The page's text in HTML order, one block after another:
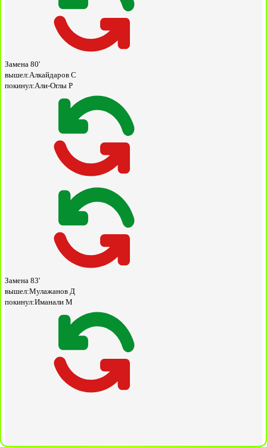
Замена 80'
вышел:Алкайдаров С
покинул:Али-Оглы Р
Замена 83'
вышел:Мулажанов Д
покинул:Иманали М